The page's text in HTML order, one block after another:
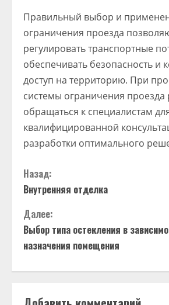
Правильный выбор и
ограничения проезда
регулировать транспортные
обеспечивать безопасность и
доступ на территорию. При
системы ограничения проезда
обращаться к специалистам
квалифицированной
разработки оптимального
Назад:
Внутренняя отделка
Далее:
Выбор типа остекления в
назначения помещения